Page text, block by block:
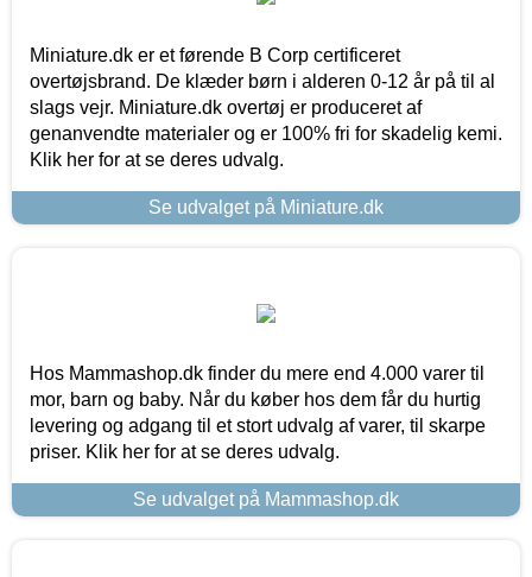
Miniature.dk er et førende B Corp certificeret
overtøjsbrand. De klæder børn i alderen 0-12 år på til al
slags vejr. Miniature.dk overtøj er produceret af
genanvendte materialer og er 100% fri for skadelig kemi.
Klik her for at se deres udvalg.
Se udvalget på Miniature.dk
Hos Mammashop.dk finder du mere end 4.000 varer til
mor, barn og baby. Når du køber hos dem får du hurtig
levering og adgang til et stort udvalg af varer, til skarpe
priser. Klik her for at se deres udvalg.
Se udvalget på Mammashop.dk